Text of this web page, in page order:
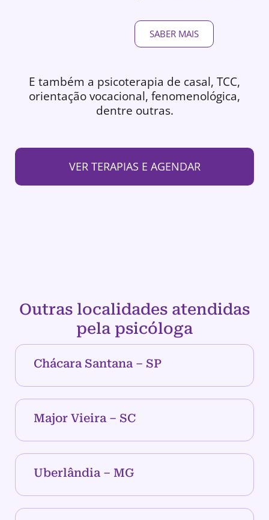
SABER MAIS
E também a psicoterapia de casal, TCC,
orientação vocacional, fenomenológica,
dentre outras.
VER TERAPIAS E AGENDAR
Outras localidades atendidas
pela psicóloga
Chácara Santana – SP
Major Vieira – SC
Uberlândia – MG